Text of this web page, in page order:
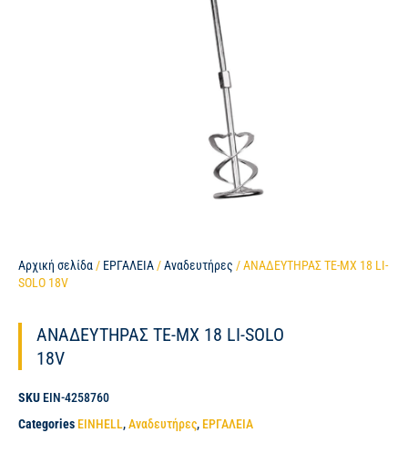
Αρχική σελίδα / ΕΡΓΑΛΕΙΑ /Αναδευτήρες / ΑΝΑΔΕΥΤΗΡΑΣ TE-MX 18 LI-
SOLO 18V
ΑΝΑΔΕΥΤΗΡΑΣ TE-MX 18 LI-SOLO
18V
SKU EIN-4258760
Categories EINHELL,Αναδευτήρες, ΕΡΓΑΛΕΙΑ